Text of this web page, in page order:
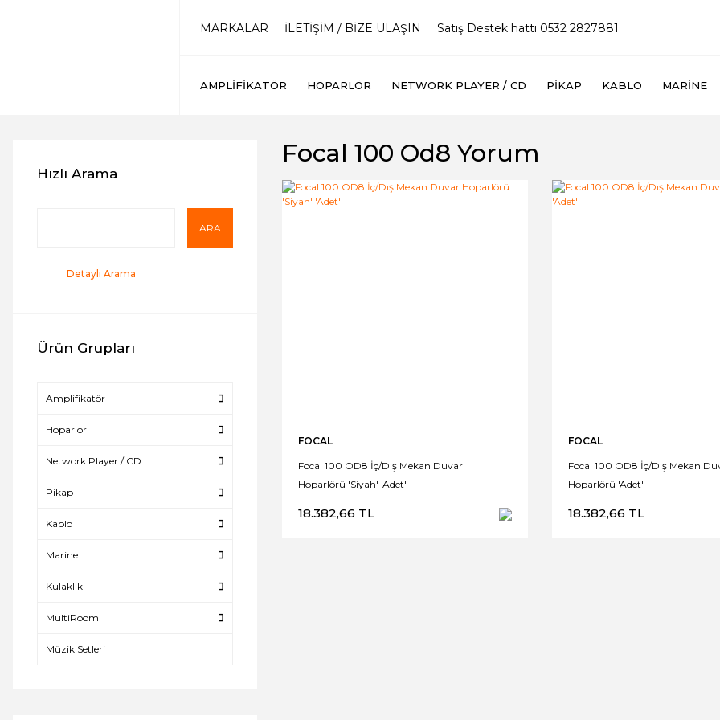
MARKALAR İLETİŞİM / BİZE ULAŞIN Satış Destek hattı 0532 2827881
AMPLIFIKATÖR HOPARLÖR NETWORK PLAYER / CD PIKAP KABLO MARINE
Hızlı Arama
ARA
Detaylı Arama
Ürün Grupları
Amplifikatör
Hoparlör
Network Player / CD
Pikap
Kablo
Marine
Kulaklık
MultiRoom
Müzik Setleri
Focal 100 Od8 Yorum
FOCAL
Focal 100 OD8 İç/Dış Mekan Duvar
Hoparlörü 'Siyah' 'Adet'
18.382,66 TL
FOCAL
Focal 100 OD8 İç/Dış Mekan
Hoparlörü 'Adet'
18.382,66 TL